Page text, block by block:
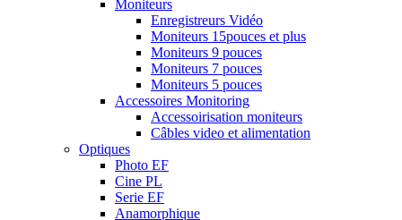
Moniteurs
Enregistreurs Vidéo
Moniteurs 15pouces et plus
Moniteurs 9 pouces
Moniteurs 7 pouces
Moniteurs 5 pouces
Accessoires Monitoring
Accessoirisation moniteurs
Câbles video et alimentation
Optiques
Photo EF
Cine PL
Serie EF
Anamorphique